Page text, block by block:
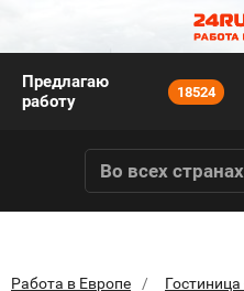
Предлагаю
работу
18524
Во всех странах
Работа в Европе